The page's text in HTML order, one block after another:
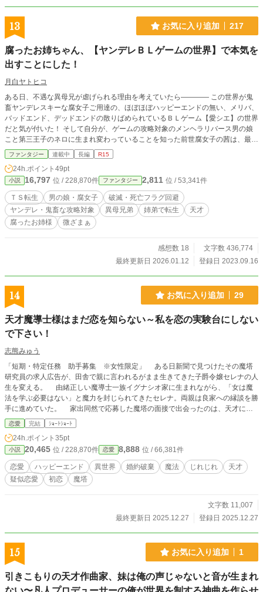
13 お気に入り追加 217
腐ったお姉ちゃん、【ヤンデレＢＬゲームの世界】で本気を
出すことにした！
月白ヤトヒコ
ある日、不遇な異母兄が虐げられる理由を考えていたら―――― この世界が鬼
畜ヤンデレスキーな腐女子ご用達の、ほぼほぼハッピーエンドの無い、メリバ、
バッドエンド、デッドエンドの散りばめられているＢＬゲーム【愛シエ】の世界
だと気が付いた！ そして自分が、ゲームの攻略対象のメンヘラリバース男の娘
こと第三王子のネロに生まれ変わっていることを知った前世腐女子の茜は、最推
しだったゲーム主人公(総受け)のバッドエンド＆死亡フラグをへし折ることを決
めた。 まずは異母兄弟であることを利用し、ゲーム主人公のシエロたんに会う
と―――― なんとびっくり、シエロたんの中身は前世の弟、蒼だったっ!? ＢＬ
は嫌だと『腐ったお姉様。伏してお願い奉りやがるから、是非とも助けろくださ
いっ!?』と、半泣きで縋られたので、蒼のお姉ちゃんである茜は、弟の生命と貞
操と尊厳を守るため、運命に立ち向かうことにした。 「生でＢＬを見られる♪」
というワクテカな誘惑を、泣く泣く断ち切って・・・ どうにかして、破滅、死
亡フラグを折って生き残ってやろうじゃないのっ!!!! 掛かって来いや運命っ！ 設
りやがるから、是非とも助けろくださいっ!?』の、腐ったお姉ちゃんが主役の
話。 『腐ったお姉様～』の方を読んでなくても大丈夫です。
ファンタジー 連載中 長編 R15
24h.ポイント 49pt
小説 16,797 位 / 228,870件 ファンタジー 2,811 位 / 53,341件
ＴＳ転生 男の娘・腐女子
破滅・死亡フラグ回避
ヤンデレ・鬼畜な攻略対象
異母兄弟 姉弟で転生
天才
腐ったお姉様
微ざまぁ
感想数 18
文字数 436,774
最終更新日 2026.01.12
登録日 2023.09.16
14 お気に入り追加 29
天才魔導士様はまだ恋を知らない～私を恋の実験台にしない
で下さい！
志熊みゅう
「短期・特定任務 助手募集 ※女性限定」 ある日新聞で見つけたその魔塔
研究員の求人広告が、田舎で親に言われるがまま生きてきた子爵令嬢セレナの人
生を変える。 由緒正しい魔導士一族イグナシオ家に生まれながら、「女は魔
法を学ぶ必要はない」と魔力を封じられてきたセレナ。両親は良家への縁談を勝
手に進めていた。 家出同然で応募した魔塔の面接で出会ったのは、天才にし
て世間知らずな一級魔導士ラウル・アレハンドロ。彼の“特殊任務”とは、王家か
ら依頼された『魅了魔法』を完成させること。魔法はイメージの世界。恋を理解
するために、助手であるセレナと疑似恋愛デートを重ねるが……。 魔法バカ
で恋を知らない天才魔導士 × 魔法を学びたい令嬢 実験から始まるふたりの関
係は、いつしか『任務』を越えて本物の恋になる！？じわじわ甘くてちょっとズ
レた恋愛ファンタジー。
恋愛 完結 ｼｮｰﾄｼｮｰﾄ
24h.ポイント 35pt
小説 20,465 位 / 228,870件 恋愛 8,888 位 / 66,381件
恋愛 ハッピーエンド 異世界 婚約破棄 魔法 じれじれ
天才
疑似恋愛
初恋 魔塔
文字数 11,007
最終更新日 2025.12.27
登録日 2025.12.27
15 お気に入り追加 1
引きこもりの天才作曲家、妹は俺の声じゃないと音が生まれ